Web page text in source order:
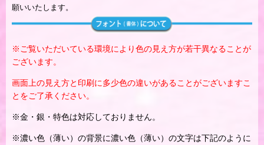
願いいたします。
※ご覧いただいている環境により色の見え方が若干異なることが
ございます。
画面上の見え方と印刷に多少色の違いがあることがございますこ
とをご了承ください。
※金・銀・特色は対応しておりません。
※濃い色（薄い）の背景に濃い色（薄い）の文字は下記のように